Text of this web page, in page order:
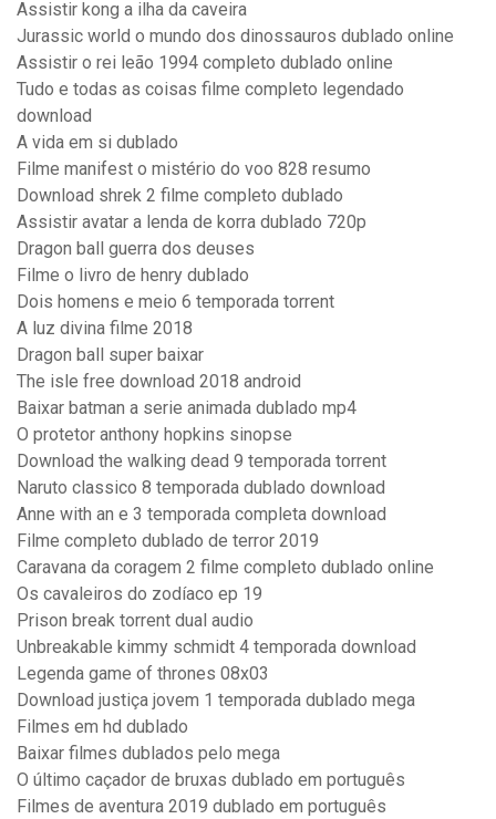
Assistir kong a ilha da caveira
Jurassic world o mundo dos dinossauros dublado online
Assistir o rei leão 1994 completo dublado online
Tudo e todas as coisas filme completo legendado
download
A vida em si dublado
Filme manifest o mistério do voo 828 resumo
Download shrek 2 filme completo dublado
Assistir avatar a lenda de korra dublado 720p
Dragon ball guerra dos deuses
Filme o livro de henry dublado
Dois homens e meio 6 temporada torrent
A luz divina filme 2018
Dragon ball super baixar
The isle free download 2018 android
Baixar batman a serie animada dublado mp4
O protetor anthony hopkins sinopse
Download the walking dead 9 temporada torrent
Naruto classico 8 temporada dublado download
Anne with an e 3 temporada completa download
Filme completo dublado de terror 2019
Caravana da coragem 2 filme completo dublado online
Os cavaleiros do zodíaco ep 19
Prison break torrent dual audio
Unbreakable kimmy schmidt 4 temporada download
Legenda game of thrones 08x03
Download justiça jovem 1 temporada dublado mega
Filmes em hd dublado
Baixar filmes dublados pelo mega
O último caçador de bruxas dublado em português
Filmes de aventura 2019 dublado em português